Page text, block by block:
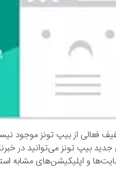
فعالی از بیپ تونز موجود
بیپ تونز می‌توانید در
و اپلیکیشن‌های مشابه